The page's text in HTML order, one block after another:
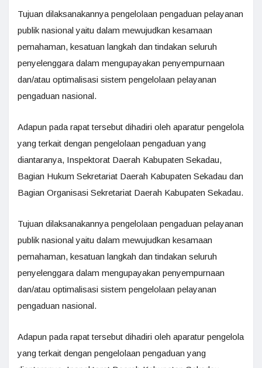
Tujuan dilaksanakannya pengelolaan pengaduan pelayanan
publik nasional yaitu dalam mewujudkan kesamaan
pemahaman, kesatuan langkah dan tindakan seluruh
penyelenggara dalam mengupayakan penyempurnaan
dan/atau optimalisasi sistem pengelolaan pelayanan
pengaduan nasional.
Adapun pada rapat tersebut dihadiri oleh aparatur pengelola
yang terkait dengan pengelolaan pengaduan yang
diantaranya, Inspektorat Daerah Kabupaten Sekadau,
Bagian Hukum Sekretariat Daerah Kabupaten Sekadau dan
Bagian Organisasi Sekretariat Daerah Kabupaten Sekadau.
Tujuan dilaksanakannya pengelolaan pengaduan pelayanan
publik nasional yaitu dalam mewujudkan kesamaan
pemahaman, kesatuan langkah dan tindakan seluruh
penyelenggara dalam mengupayakan penyempurnaan
dan/atau optimalisasi sistem pengelolaan pelayanan
pengaduan nasional.
Adapun pada rapat tersebut dihadiri oleh aparatur pengelola
yang terkait dengan pengelolaan pengaduan yang